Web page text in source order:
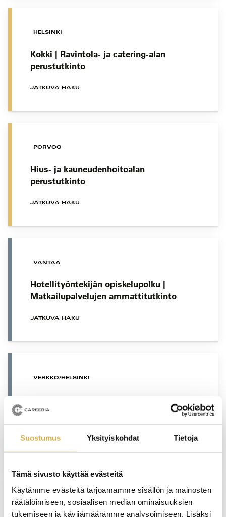
Suostumus Yksityiskohdat Tietoja
Tämä sivusto käyttää evästeitä
Käytämme evästeitä tarjoamamme sisällön ja mainosten
räätälöimiseen, sosiaalisen median ominaisuuksien
tukemiseen ja kävijämäärämme analysoimiseen. Lisäksi
HELSINKI
Kokki | Ravintola- ja catering-alan
perustutkinto
JATKUVA HAKU
PORVOO
Hius- ja kauneudenhoitoalan
perustutkinto
JATKUVA HAKU
VANTAA
Hotellityöntekijän opiskelupolku |
Matkailupalvelujen ammattitutkinto
JATKUVA HAKU
VERKKO/HELSINKI
ammattitutkinto, liiketoiminnan
palveluiden osaamisala
VERKKOTOTEUTUS